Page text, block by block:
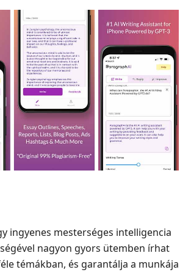
ingyenes mesterséges intelligencia
nagyon gyors ütemben írhat
témákban, és garantálja a munkája